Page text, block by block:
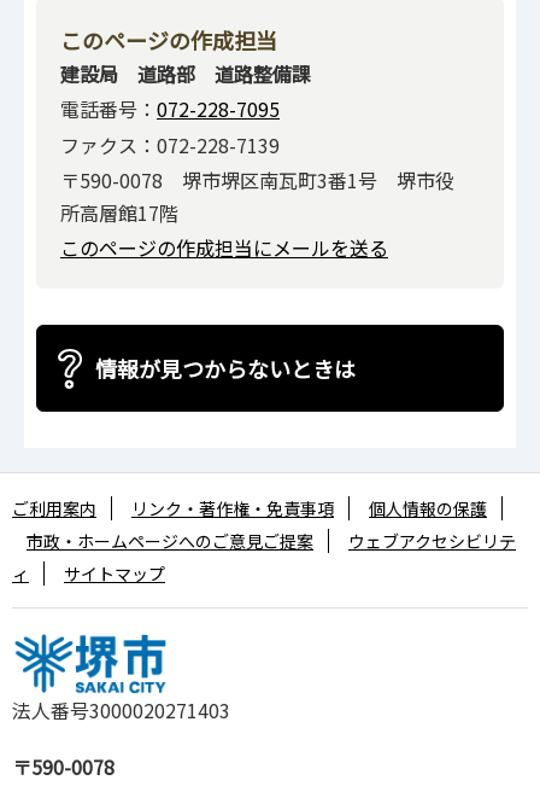
このページの作成担当
建設局 道路部 道路整備課
電話番号： 072-228-7095
ファクス：072-228-7139
〒590-0078 堺市堺区南瓦町3番1号 堺市役
所高層館17階
このページの作成担当にメールを送る
情報が見つからないときは
法人番号3000020271403
〒590-0078
ご利用案内 リンク・著作権・免責事項
個人情報の保護
市政・ホームページへのご意見ご提案
ウェブアクセシビリテ
ィ
サイトマップ